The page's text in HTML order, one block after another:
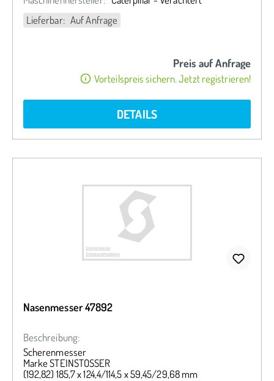
Lieferbar: Auf Anfrage
Preis auf Anfrage
Vorteilspreis sichern. Jetzt registrieren!
DETAILS
Nasenmesser 47892
Beschreibung:
Scherenmesser
Marke STEINSTOSSER
(192,82) 185,7 x 124,4/114,5 x 59,45/29,68 mm